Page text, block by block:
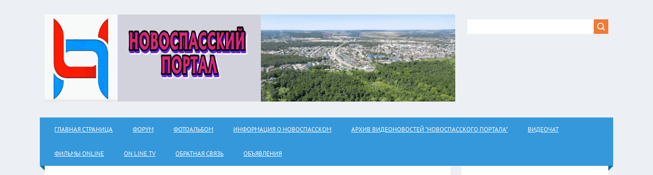
ГЛАВНАЯ СТРАНИЦА ФОРУМ ФОТОАЛЬБОМ ИНФОРМАЦИЯ О НОВОСПАССКОМ АРХИВ ВИДЕОНОВОСТЕЙ "НОВОСПАССКОГО ПОРТАЛА" ВИДЕОЧАТ
ФИЛЬМЫ ОNLINE ON LINE TV ОБРАТНАЯ СВЯЗЬ ОБЪЯВЛЕНИЯ